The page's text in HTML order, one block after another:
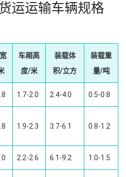
运运输车辆规格
车厢高
度/米
装载体
积/立方
装载重
量/吨
1.7-2.0 2.4-4.0 0.5-0.8
1.9-2.3 3.7-6.1 0.8-1.2
2.2-2.6 6.1-9.2 1.0-1.5